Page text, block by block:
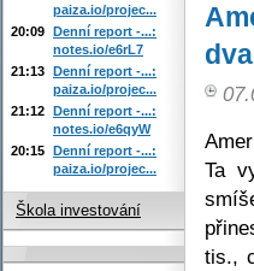
Ta
tis.,
paiza.io/projec...
20:09 Denní report -...:
notes.io/e6rL7
21:13 Denní report -...:
paiza.io/projec...
21:12 Denní report -...:
notes.io/e6qyW
20:15 Denní report -...:
paiza.io/projec...
Škola investování